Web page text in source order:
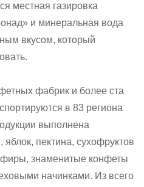
местная газировка
и минеральная вода
вкусом, который
фабрик и более ста
в 83 региона
выполнена
пектина, сухофруктов
знаменитые конфеты
начинками. Из всего